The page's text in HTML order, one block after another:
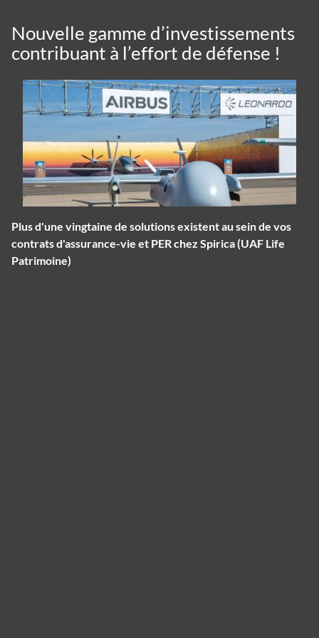
Nouvelle gamme d’investissements
contribuant à l’effort de défense !
Plus d'une vingtaine de solutions existent au sein de vos
contrats d'assurance-vie et PER chez Spirica (UAF Life
Patrimoine)